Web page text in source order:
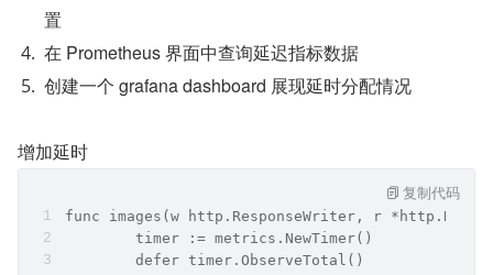
置
在 Prometheus 界面中查询延迟指标数据
创建一个 grafana dashboard 展现延时分配情况
增加延时
复制代码